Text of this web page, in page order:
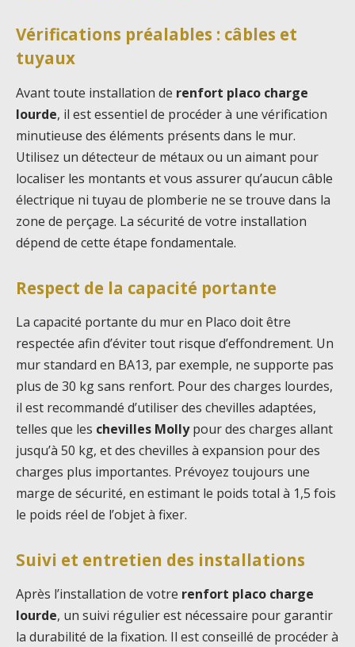
Vérifications préalables : câbles et
tuyaux
Avant toute installation de renfort placo charge
lourde, il est essentiel de procéder à une vérification
minutieuse des éléments présents dans le mur.
Utilisez un détecteur de métaux ou un aimant pour
localiser les montants et vous assurer qu’aucun câble
électrique ni tuyau de plomberie ne se trouve dans la
zone de perçage. La sécurité de votre installation
dépend de cette étape fondamentale.
Respect de la capacité portante
La capacité portante du mur en Placo doit être
respectée afin d’éviter tout risque d’effondrement. Un
mur standard en BA13, par exemple, ne supporte pas
plus de 30 kg sans renfort. Pour des charges lourdes,
il est recommandé d’utiliser des chevilles adaptées,
telles que les chevilles Mollypour des charges allant
jusqu’à 50 kg, et des chevilles à expansion pour des
charges plus importantes. Prévoyez toujours une
marge de sécurité, en estimant le poids total à 1,5 fois
le poids réel de l’objet à fixer.
Suivi et entretien des installations
Après l’installation de votre renfort placo charge
lourde, un suivi régulier est nécessaire pour garantir
la durabilité de la fixation. Il est conseillé de procéder à